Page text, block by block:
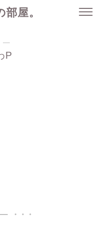
屋。
―
P